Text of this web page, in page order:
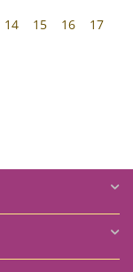
14 15 16
17